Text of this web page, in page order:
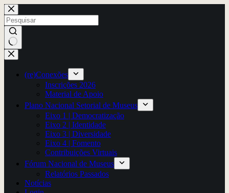
Pular
para
o
conteúdo
Sem
resultados
(re)Conexões
Inscrições 2026
Material de Apoio
Plano Nacional Setorial de Museus
Eixo 1 | Democratização
Eixo 2 | Identidade
Eixo 3 | Diversidade
Eixo 4 | Fomento
Contribuições Virtuais
Fórum Nacional de Museus
Relatórios Passados
Notícias